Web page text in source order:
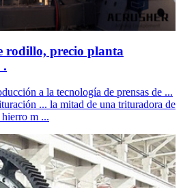
rodillo, precio planta
.
a la tecnología de prensas de ...
... la mitad de una trituradora de
m ...